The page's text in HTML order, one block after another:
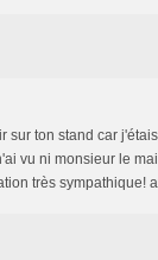
sur ton stand car
vu ni monsieur le
très sympathique!